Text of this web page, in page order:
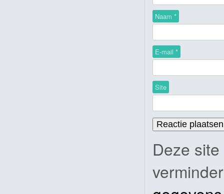
Naam *
E-mail *
Site
Deze